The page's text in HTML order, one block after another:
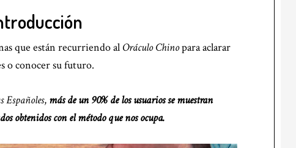
que están recurriendo al Oráculo Chinopara aclarar
o conocer su futuro.
Españoles, más de un 90% de los usuarios se muestran
obtenidos con el método que nos ocupa.